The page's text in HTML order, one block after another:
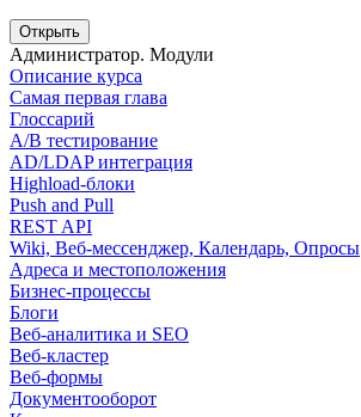
Открыть
Администратор. Модули
Описание курса
Самая первая глава
Глоссарий
A/B тестирование
AD/LDAP интеграция
Highload-блоки
Push and Pull
REST API
Wiki, Веб-мессенджер, Календарь, Опросы
Адреса и местоположения
Бизнес-процессы
Блоги
Веб-аналитика и SEO
Веб-кластер
Веб-формы
Документооборот